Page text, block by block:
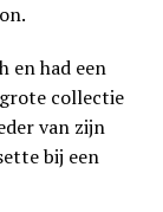
en had een
collectie
van zijn
bij een